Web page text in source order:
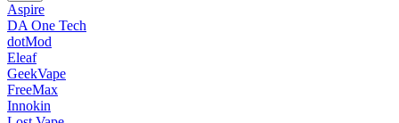
Aspire
DA One Tech
dotMod
Eleaf
GeekVape
FreeMax
Innokin